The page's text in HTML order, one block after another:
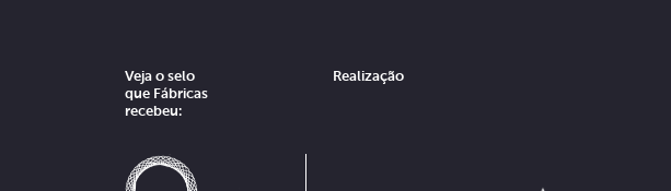
Veja o selo
que Fábricas
recebeu:
Realização